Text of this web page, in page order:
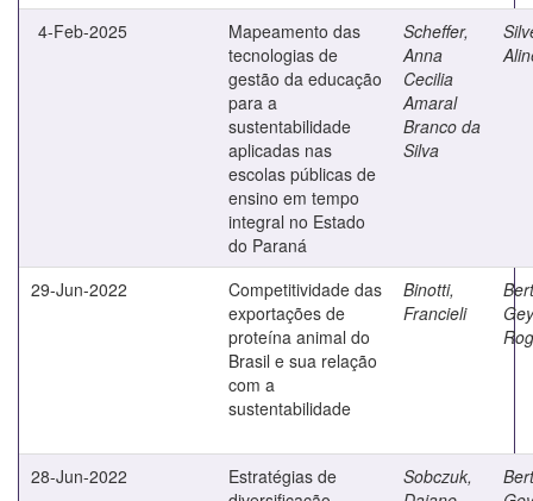
4-Feb-2025
Mapeamento das
tecnologias de
gestão da educação
para a
sustentabilidade
aplicadas nas
escolas públicas de
ensino em tempo
integral no Estado
do Paraná
Scheffer,
Anna
Cecilia
Amaral
Branco da
Silva
29-Jun-2022
Competitividade das
exportações de
proteína animal do
Brasil e sua relação
com a
sustentabilidade
Binotti,
Francieli
28-Jun-2022
Estratégias de
Sobczuk,